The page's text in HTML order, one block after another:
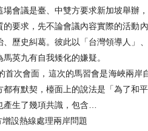
場會議是臺、中雙方要求新加坡舉辦
要求，先不論會議內容實際的活動
、歷史糾葛。彼此以「台灣領導人」
英九有自我矮化的嫌疑。
次會面，這次的馬習會是海峽兩岸
都有默契，檯面上的說法是「為了和
生了幾項共識，包含…
增設熱線處理兩岸問題